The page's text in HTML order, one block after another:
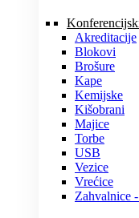
Akreditacije
Blokovi
Brošure
Kape
Kemijske
Kišobrani
Majice
Torbe
USB
Vezice
Vrećice
Zahvalnice